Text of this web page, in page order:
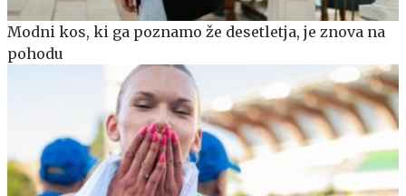
Modni kos, ki ga poznamo že desetletja, je znova na
pohodu